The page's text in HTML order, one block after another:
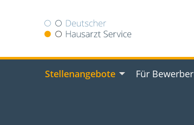
Stellenangebote Für Bewerber